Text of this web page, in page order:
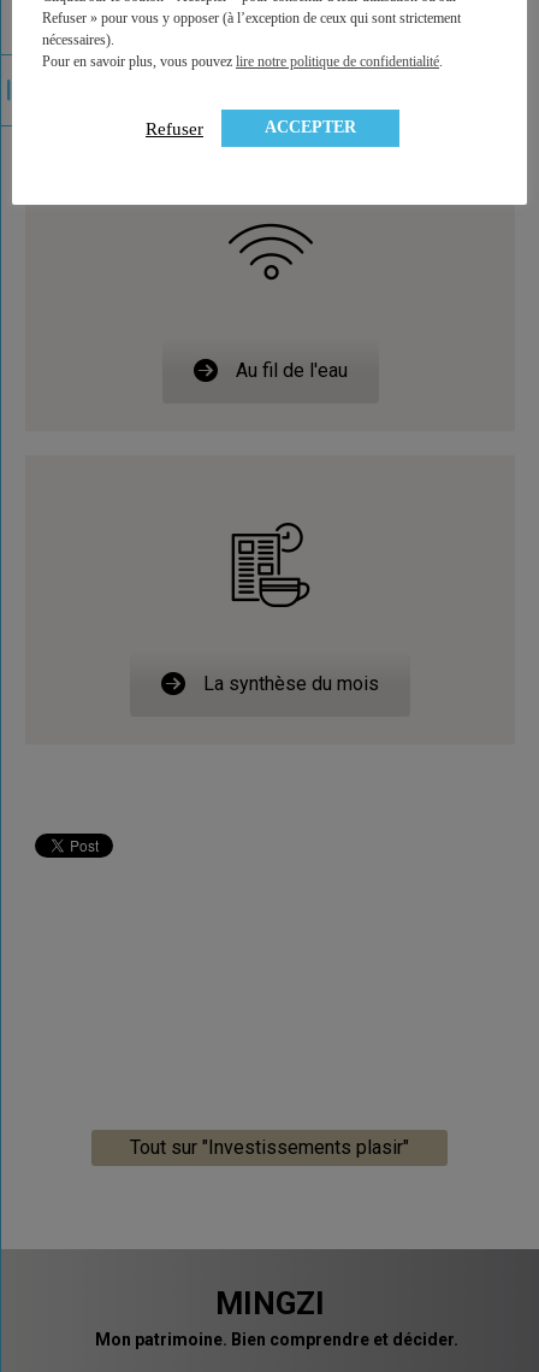
Toute l’actualité utile pour votre patrimoine
Au fil de l'eau
La synthèse du mois
Tout sur "Investissements plasir"
MINGZI
Mon patrimoine. Bien comprendre et décider.
Refuser » pour vous y opposer (à l’exception de ceux qui sont strictement
nécessaires).
Pour en savoir plus, vous pouvez lire notre politique de confidentialité.
Refuser ACCEPTER